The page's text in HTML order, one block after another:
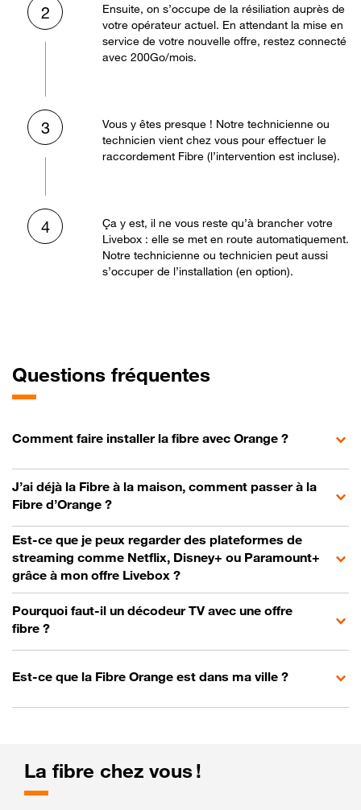
2
Ensuite, on s’occupe de la résiliation auprès de
votre opérateur actuel. En attendant la mise en
service de votre nouvelle offre, restez connecté
avec 200Go/mois.
3
Vous y êtes presque ! Notre technicienne ou
technicien vient chez vous pour effectuer le
raccordement Fibre (l’intervention est incluse).
4
Ça y est, il ne vous reste qu’à brancher votre
Livebox : elle se met en route automatiquement.
Notre technicienne ou technicien peut aussi
s’occuper de l’installation (en option).
Questions fréquentes
Comment faire installer la fibre avec Orange ?
J’ai déjà la Fibre à la maison, comment passer à la
Fibre d’Orange ?
Est-ce que je peux regarder des plateformes de
streaming comme Netflix, Disney+ ou Paramount+
grâce à mon offre Livebox ?
Pourquoi faut-il un décodeur TV avec une offre
fibre ?
Est-ce que la Fibre Orange est dans ma ville ?
La fibre chez vous !